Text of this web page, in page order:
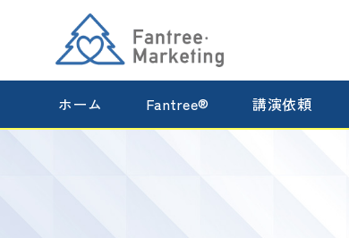
ホーム Fantree® 講演依頼